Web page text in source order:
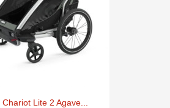
Lite 2 Agave...